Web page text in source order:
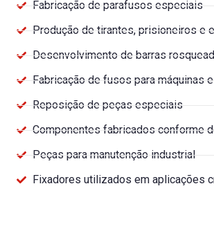
Fabricação de parafusos especiais
Produção de tirantes, prisioneiros e
Desenvolvimento de barras
Fabricação de fusos para máquinas
Reposição de peças especiais
Componentes fabricados conforme
Peças para manutenção industrial
Fixadores utilizados em aplicações